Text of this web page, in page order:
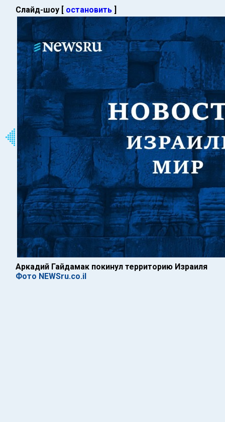
Слайд-шоу [ остановить ]
Аркадий Гайдамак покинул территорию Израиля
Фото NEWSru.co.il